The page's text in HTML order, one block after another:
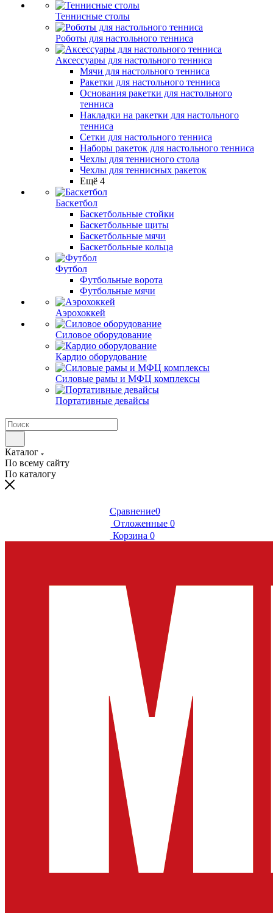
Теннисные столы
Роботы для настольного тенниса
Аксессуары для настольного тенниса
Мячи для настольного тенниса
Ракетки для настольного тенниса
Основания ракетки для настольного
тенниса
Накладки на ракетки для настольного
тенниса
Сетки для настольного тенниса
Наборы ракеток для настольного тенниса
Чехлы для теннисного стола
Чехлы для теннисных ракеток
Ещё 4
Баскетбол
Баскетбольные стойки
Баскетбольные щиты
Баскетбольные мячи
Баскетбольные кольца
Футбол
Футбольные ворота
Футбольные мячи
Аэрохоккей
Силовое оборудование
Кардио оборудование
Силовые рамы и МФЦ комплексы
Портативные девайсы
Каталог
По всему сайту
По каталогу
Сравнение0
Отложенные 0
Корзина 0